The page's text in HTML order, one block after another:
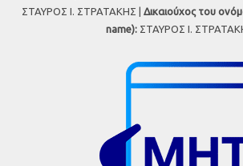
ΣΤΑΥΡΟΣ Ι. ΣΤΡΑΤΑΚΗΣ | Δικαιούχος του
name):ΣΤΑΥΡΟΣ Ι.